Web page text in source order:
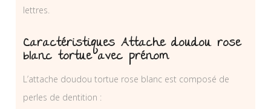
lettres.
Caractéristiques Attache doudou rose
blanc tortue avec prénom
L’attache doudou tortue rose blanc est composé de
perles de dentition :